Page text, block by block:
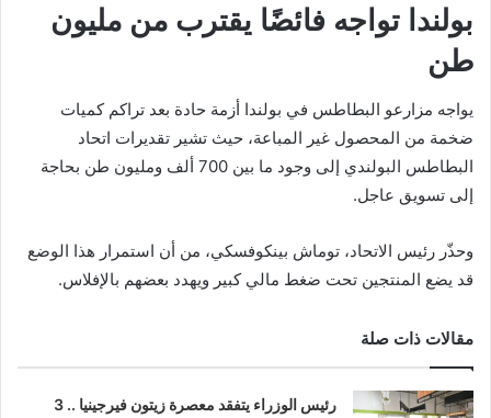
بولندا تواجه فائضًا يقترب من مليون
طن
يواجه مزارعو البطاطس في بولندا أزمة حادة بعد تراكم كميات
ضخمة من المحصول غير المباعة، حيث تشير تقديرات اتحاد
البطاطس البولندي إلى وجود ما بين 700 ألف ومليون طن بحاجة
إلى تسويق عاجل.
وحذّر رئيس الاتحاد، توماش بينكوفسكي، من أن استمرار هذا الوضع
قد يضع المنتجين تحت ضغط مالي كبير ويهدد بعضهم بالإفلاس.
مقالات ذات صلة
رئيس الوزراء يتفقد معصرة زيتون فيرجينيا .. 3